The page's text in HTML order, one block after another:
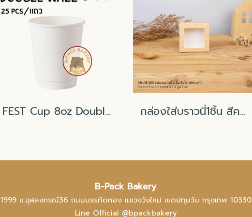
FEST Cup 8oz Double Wall White/ 25Pcs กล่องใส่บราวนี่1ชิ้น สีคราฟท์/ 50ใบ
B-Pack Bakery
1999 ซ.จุฬลงกรณ์36 ถนนบรรทัดทอง แขวงวังใหม่ เขตปทุมวัน กรุงเทพ 10330
Line Official @bpackbakery